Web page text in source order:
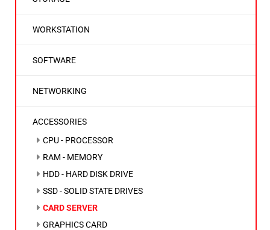
WORKSTATION
SOFTWARE
NETWORKING
ACCESSORIES
CPU - PROCESSOR
RAM - MEMORY
HDD - HARD DISK DRIVE
SSD - SOLID STATE DRIVES
CARD SERVER
GRAPHICS CARD